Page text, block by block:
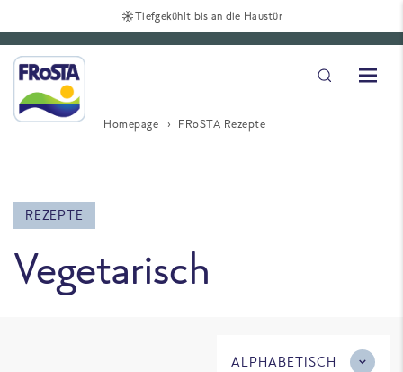
Tiefgekühlt bis an die Haustür
Homepage FRoSTA Rezepte
REZEPTE
Vegetarisch
ALPHABETISCH